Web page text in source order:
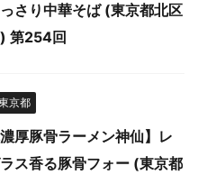
さり中華そば (東京都北区
第254回
京都
濃厚豚骨ラーメン神仙】レ
ス香る豚骨フォー (東京都